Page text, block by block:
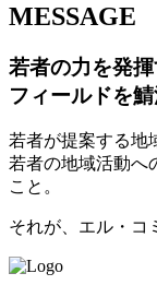
MESSAGE
若者の力を発
フィールドを
若者が提案する地
若者の地域活動へ
こと。
それが、エル・コ